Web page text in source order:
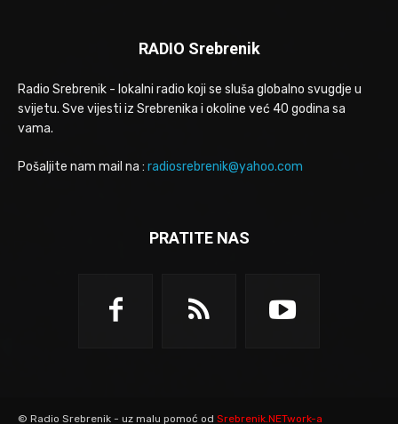
RADIO Srebrenik
Radio Srebrenik - lokalni radio koji se sluša globalno svugdje u
svijetu. Sve vijesti iz Srebrenika i okoline već 40 godina sa
vama.
Pošaljite nam mail na : radiosrebrenik@yahoo.com
PRATITE NAS
© Radio Srebrenik - uz malu pomoć od Srebrenik.NETwork-a